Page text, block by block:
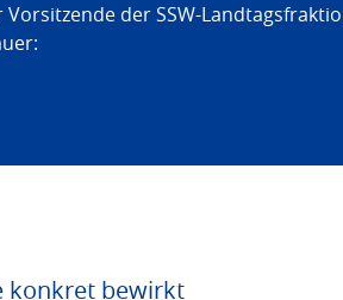
der SSW-
konkret bewirkt